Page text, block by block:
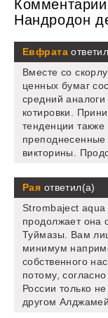
Нандродон
Евфрата
Вместе со
ценных бумаг
средний
котировки.
тенденции
викторины.
Рая ответил(а)
Strombaject aqua
продолжает она
Туймазы. Вам
минимум
собственного
потому,
России только
другом